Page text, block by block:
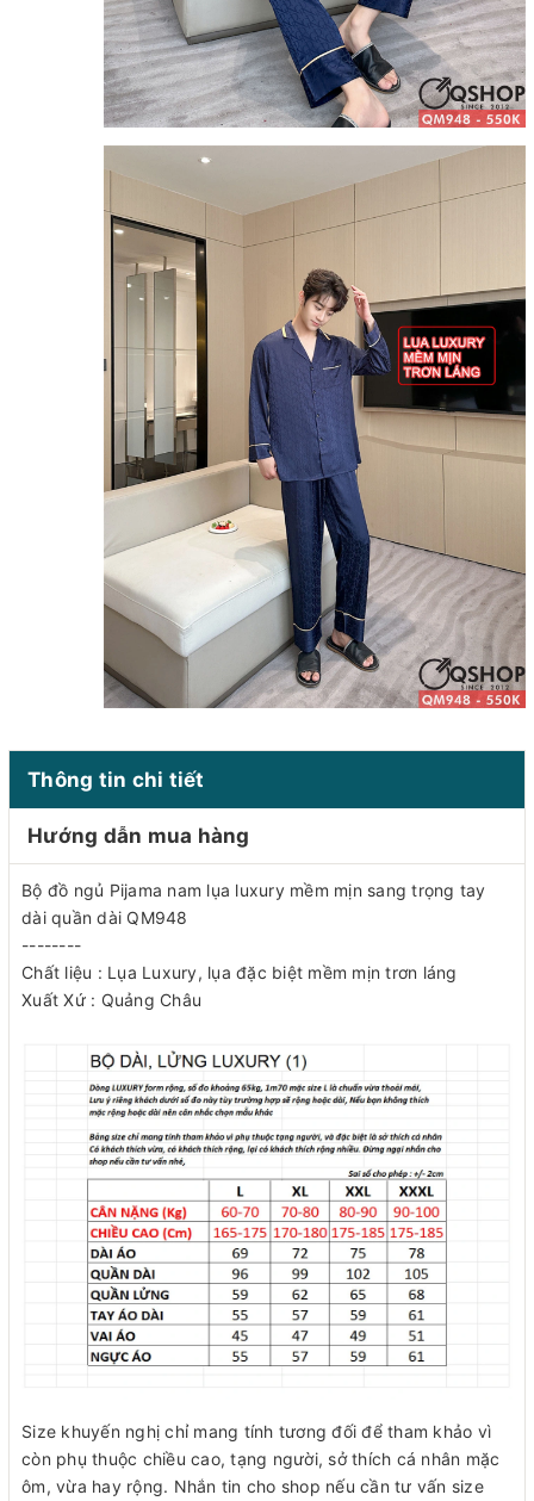
Thông tin chi tiết
Hướng dẫn mua hàng
Bộ đồ ngủ Pijama nam lụa luxury mềm mịn sang trọng tay
dài quần dài QM948
--------
Chất liệu : Lụa Luxury, lụa đặc biệt mềm mịn trơn láng
Xuất Xứ : Quảng Châu
Size khuyến nghị chỉ mang tính tương đối để tham khảo vì
còn phụ thuộc chiều cao, tạng người, sở thích cá nhân mặc
ôm, vừa hay rộng. Nhắn tin cho shop nếu cần tư vấn size